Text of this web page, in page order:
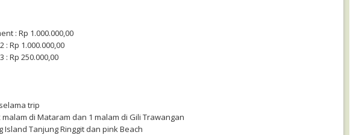
: Rp 1.000.000,00
: Rp 1.000.000,00
: Rp 250.000,00
trip
di Mataram dan 1 malam di Gili Trawangan
Island Tanjung Ringgit dan pink Beach